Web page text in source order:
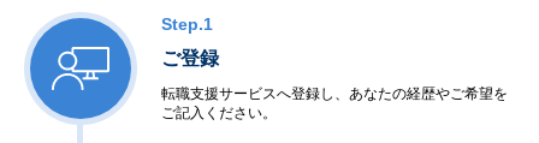
Step.1
ご登録
転職支援サービスへ登録し、あなたの経歴やご希望を
ご記入ください。